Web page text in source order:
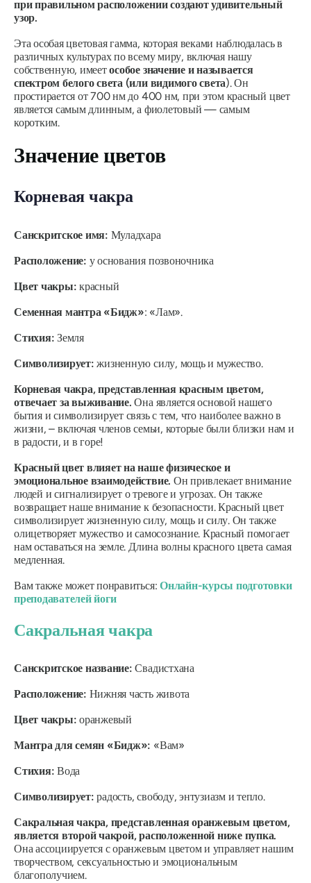
при правильном расположении создают удивительный
узор.
Эта особая цветовая гамма, которая веками наблюдалась в
различных культурах по всему миру, включая нашу
собственную, имеетособое значение иназывается
спектром белого света (или видимого света).Он
простирается от 700 нм до 400 нм, при этом красный цвет
является самым длинным, а фиолетовый — самым
коротким.
Значение цветов
Корневая чакра
Санскритское имя: Муладхара
Расположение: у основания позвоночника
Цвет чакры: красный
Семенная мантра «Бидж»: «Лам».
Стихия: Земля
Символизирует:жизненную силу, мощь и мужество.
Корневая чакра, представленная красным цветом,
отвечает за выживание. Она является основой нашего
бытия и символизирует связь с тем, что наиболее важно в
жизни, – включая членов семьи, которые были близки нам и
в радости, и в горе!
Красный цвет влияет на наше физическое и
эмоциональное взаимодействие. Он привлекает внимание
людей и сигнализирует о тревоге и угрозах. Он также
возвращает наше внимание к безопасности. Красный цвет
символизирует жизненную силу, мощь и силу. Он также
олицетворяет мужество и самосознание. Красный помогает
нам оставаться на земле. Длина волны красного цвета самая
медленная.
Вам также может понравиться:Онлайн-курсы подготовки
преподавателей йоги
Сакральная чакра
Санскритское название: Свадистхана
Расположение: Нижняя часть живота
Цвет чакры: оранжевый
Мантра для семян «Бидж»: «Вам»
Стихия: Вода
Символизирует:радость, свободу, энтузиазм и тепло.
Сакральная чакра, представленная оранжевым цветом,
является второй чакрой, расположенной ниже пупка.
Она ассоциируется с оранжевым цветом и управляет нашим
творчеством, сексуальностью и эмоциональным
благополучием.